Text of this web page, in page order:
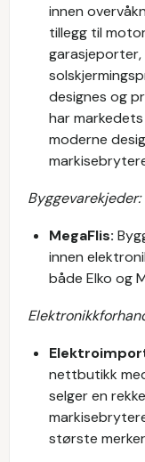
innen
tillegg til
garasjeporter,
designes og
har
moderne
Byggevarekjeder:
MegaFlis:
innen
både Elko og
nettbutikk
selger en
største